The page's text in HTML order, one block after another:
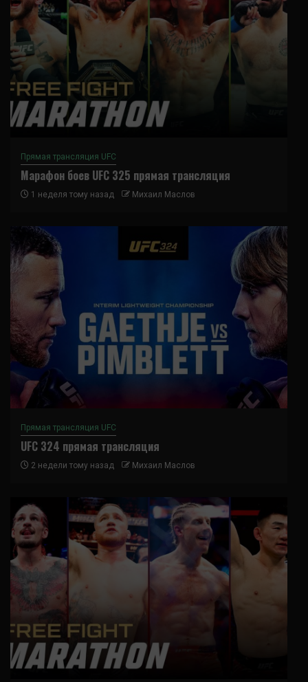
Прямая трансляция UFC
Марафон боев UFC 325 прямая трансляция
1 неделя тому назад Михаил Маслов
Прямая трансляция UFC
UFC 324 прямая трансляция
2 недели тому назад Михаил Маслов